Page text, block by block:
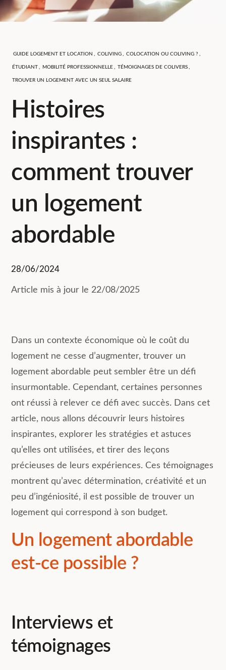
GUIDE LOGEMENT ET LOCATION COLIVING COLOCATION OU COLIVING ?
ÉTUDIANT MOBILITÉ PROFESSIONNELLE TÉMOIGNAGES DE COLIVERS
TROUVER UN LOGEMENT AVEC UN SEUL SALAIRE
Histoires
inspirantes :
comment trouver
un logement
abordable
28/06/2024
Article mis à jour le 22/08/2025
Dans un contexte économique où le coût du
logement ne cesse d’augmenter, trouver un
logement abordable peut sembler être un défi
insurmontable. Cependant, certaines personnes
ont réussi à relever ce défi avec succès. Dans cet
article, nous allons découvrir leurs histoires
inspirantes, explorer les stratégies et astuces
qu’elles ont utilisées, et tirer des leçons
précieuses de leurs expériences. Ces témoignages
montrent qu’avec détermination, créativité et un
peu d’ingéniosité, il est possible de trouver un
logement qui correspond à son budget.
Un logement abordable
est-ce possible ?
Interviews et
témoignages